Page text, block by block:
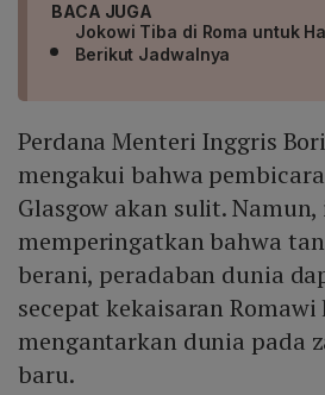
BACA JUGA
Jokowi Tiba di Roma untuk
Berikut Jadwalnya
Perdana Menteri Inggris
mengakui bahwa
Glasgow akan sulit. Namun,
memperingatkan bahwa
berani, peradaban dunia
secepat kekaisaran
mengantarkan dunia pada
baru.